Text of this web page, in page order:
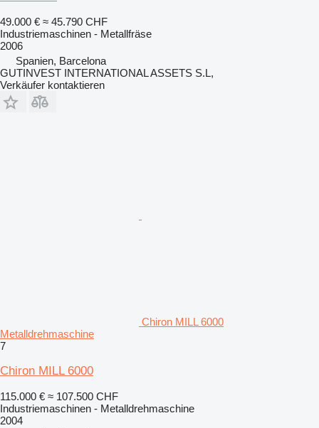
49.000 € ≈ 45.790 CHF
Industriemaschinen - Metallfräse
2006
Spanien, Barcelona
GUTINVEST INTERNATIONAL ASSETS S.L,
Verkäufer kontaktieren
Chiron MILL 6000
Metalldrehmaschine
7
Chiron MILL 6000
115.000 € ≈ 107.500 CHF
Industriemaschinen - Metalldrehmaschine
2004